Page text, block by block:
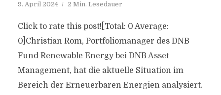
9. April 2024 2 Min. Lesedauer
Click to rate this post![Total: 0 Average:
0]Christian Rom, Portfoliomanager des DNB
Fund Renewable Energy bei DNB Asset
Management, hat die aktuelle Situation im
Bereich der Erneuerbaren Energien analysiert.